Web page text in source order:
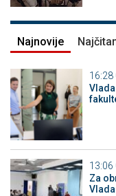
Najnovije
16:28
13:06
Za